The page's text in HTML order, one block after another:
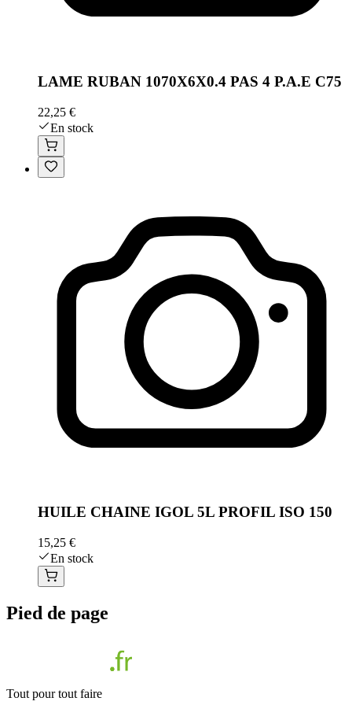
LAME RUBAN 1070X6X0.4 PAS 4 P.A.E C75
22,25 €
En stock
HUILE CHAINE IGOL 5L PROFIL ISO 150
15,25 €
En stock
Pied de page
Tout pour tout faire